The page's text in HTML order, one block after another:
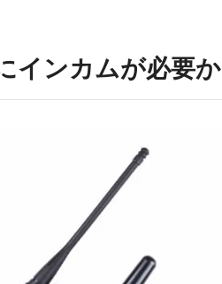
インカムが必要か